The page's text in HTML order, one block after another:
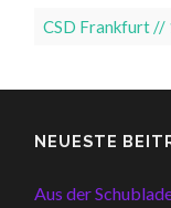
CSD Frankfurt //
NEUESTE
Aus der